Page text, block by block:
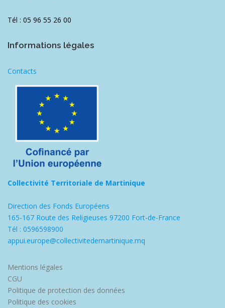
Tél : 05 96 55 26 00
Informations légales
Contacts
Collectivité Territoriale de Martinique
Direction des Fonds Européens
165-167 Route des Religieuses 97200 Fort-de-France
Tél : 0596598900
appui.europe@collectivitedemartinique.mq
Mentions légales
CGU
Politique de protection des données
Politique des cookies